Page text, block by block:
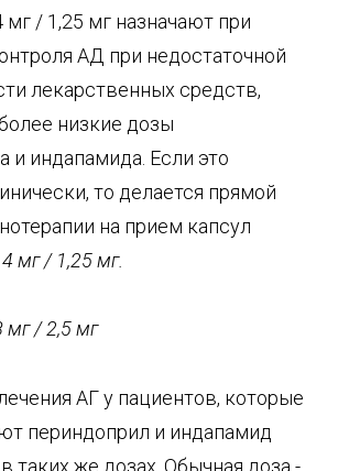
мг / 1,25 мг назначают при
АД при недостаточной
лекарственных средств,
низкие дозы
и индапамида. Если это
то делается прямой
на прием капсул
4 мг/ 1,25 мг.
мг/2,5 мг
АГ у пациентов, которые
периндоприл и индапамид
таких же дозах. Обычная доза -